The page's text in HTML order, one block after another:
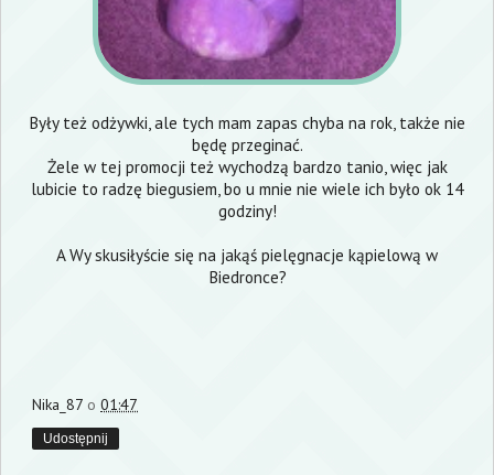
Były też odżywki, ale tych mam zapas chyba na rok, także nie
będę przeginać.
Żele w tej promocji też wychodzą bardzo tanio, więc jak
lubicie to radzę biegusiem, bo u mnie nie wiele ich było ok 14
godziny!
A Wy skusiłyście się na jakąś pielęgnacje kąpielową w
Biedronce?
Nika_87 o 01:47
Udostępnij